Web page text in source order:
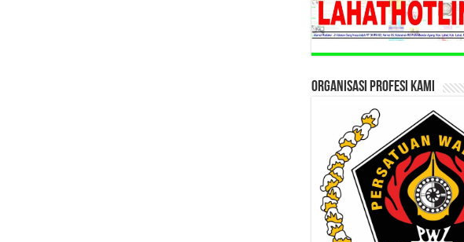
ORGANISASI PROFESI KAMI